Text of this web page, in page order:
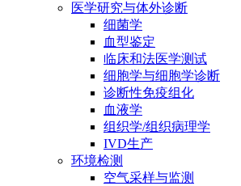
医学研究与体外诊断
细菌学
血型鉴定
临床和法医学测试
细胞学与细胞学诊断
诊断性免疫组化
血液学
组织学/组织病理学
IVD生产
环境检测
空气采样与监测